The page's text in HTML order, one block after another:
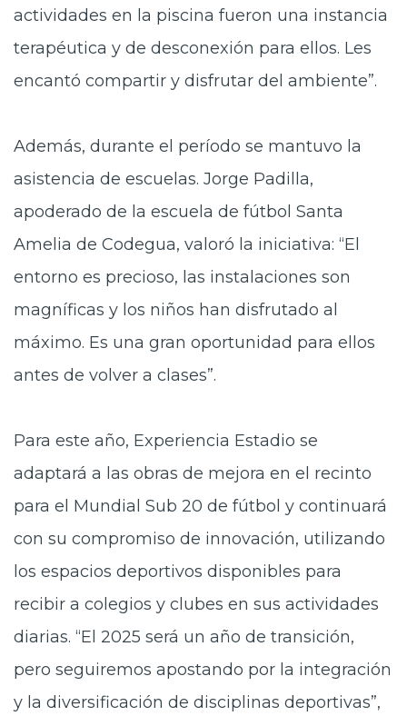
actividades en la piscina fueron una instancia
terapéutica y de desconexión para ellos. Les
encantó compartir y disfrutar del ambiente”.
Además, durante el período se mantuvo la
asistencia de escuelas. Jorge Padilla,
apoderado de la escuela de fútbol Santa
Amelia de Codegua, valoró la iniciativa: “El
entorno es precioso, las instalaciones son
magníficas y los niños han disfrutado al
máximo. Es una gran oportunidad para ellos
antes de volver a clases”.
Para este año, Experiencia Estadio se
adaptará a las obras de mejora en el recinto
para el Mundial Sub 20 de fútbol y continuará
con su compromiso de innovación, utilizando
los espacios deportivos disponibles para
recibir a colegios y clubes en sus actividades
diarias. “El 2025 será un año de transición,
pero seguiremos apostando por la integración
y la diversificación de disciplinas deportivas”,